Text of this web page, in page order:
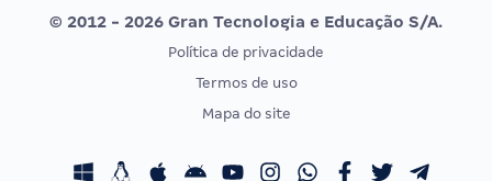
Vunesp
CONCURSOS POR PROFISSÃO
Concursos Fiscais
EXAME DE ORDEM
Calendário OAB
© 2012 - 2026 Gran Tecnologia e Educação S/A.
Política de privacidade
Termos de uso
Mapa do site